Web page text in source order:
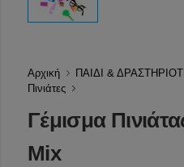
Αρχική ΠΑΙΔΙ &
Πινιάτες
Γέμισμα
Mix